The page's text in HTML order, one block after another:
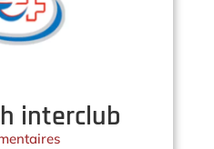
interclub